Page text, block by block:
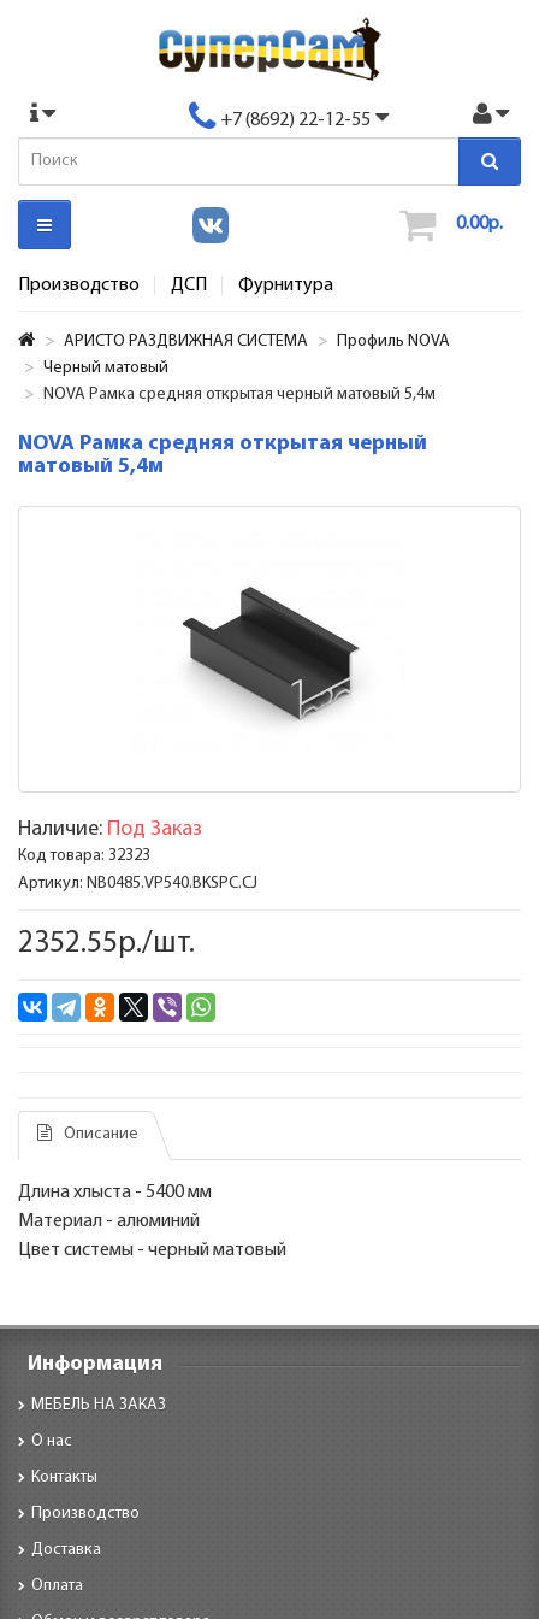
+7 (8692) 22-12-55
0.00р.
Производство ДСП Фурнитура
АРИСТО РАЗДВИЖНАЯ СИСТЕМА
Профиль NOVA
Черный матовый
NOVA Рамка средняя открытая черный матовый 5,4м
NOVA Рамка средняя открытая черный
матовый 5,4м
Наличие: Под Заказ
Код товара: 32323
Артикул: NB0485.VP540.BKSPC.CJ
2352.55р./шт.
Описание
Длина хлыста - 5400 мм
Материал - алюминий
Цвет системы - черный матовый
Информация
МЕБЕЛЬ НА ЗАКАЗ
О нас
Контакты
Производство
Доставка
Оплата